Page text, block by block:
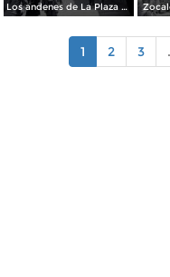
Los andenes de La Plaza de toros Ciudad de México 1950
1 2 3